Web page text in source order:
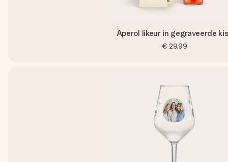
Aperol likeur in gegraveerde
€ 29,99